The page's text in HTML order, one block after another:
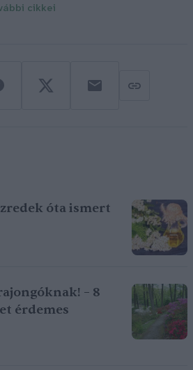
cikkei
óta ismert
– 8
érdemes